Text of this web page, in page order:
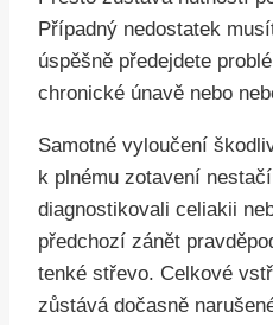
Případný nedostatek
úspěšně předejdete
chronické únavě nebo
Samotné vyloučení
k plnému zotavení
diagnostikovali celiakii
předchozí zánět
tenké střevo. Celkové
zůstává dočasně